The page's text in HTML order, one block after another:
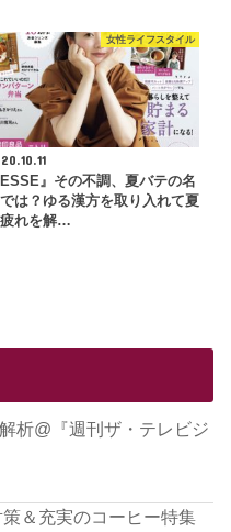
女性ライフスタイル
ESSE』その不調、夏バテの名
は？ゆる漢方を取り入れて夏
れを解…
析@『週刊ザ・テレビジ
＆充実のコーヒー特集